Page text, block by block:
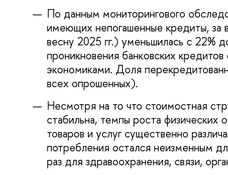
По данным мониторингового
имеющих непогашенные кредиты, за
весну 2025 гг.) уменьшилась с 22%
проникновения банковских
экономиками. Доля
всех опрошенных).
Несмотря на то что стоимостная
стабильна, темпы роста
товаров и услуг существенно
потребления остался неизменным
раз для здравоохранения, связи,